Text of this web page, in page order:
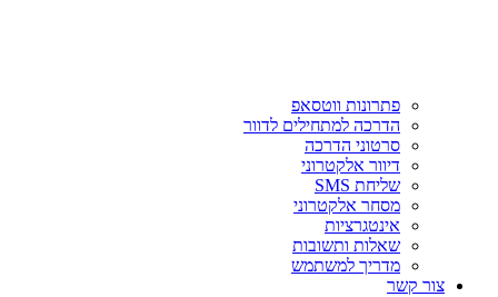
פתרונות ווטסאפ
הדרכה למתחילים לדוור
סרטוני הדרכה
דיוור אלקטרוני
שליחת SMS
מסחר אלקטרוני
אינטגרציות
שאלות ותשובות
מדריך למשתמש
צור קשר